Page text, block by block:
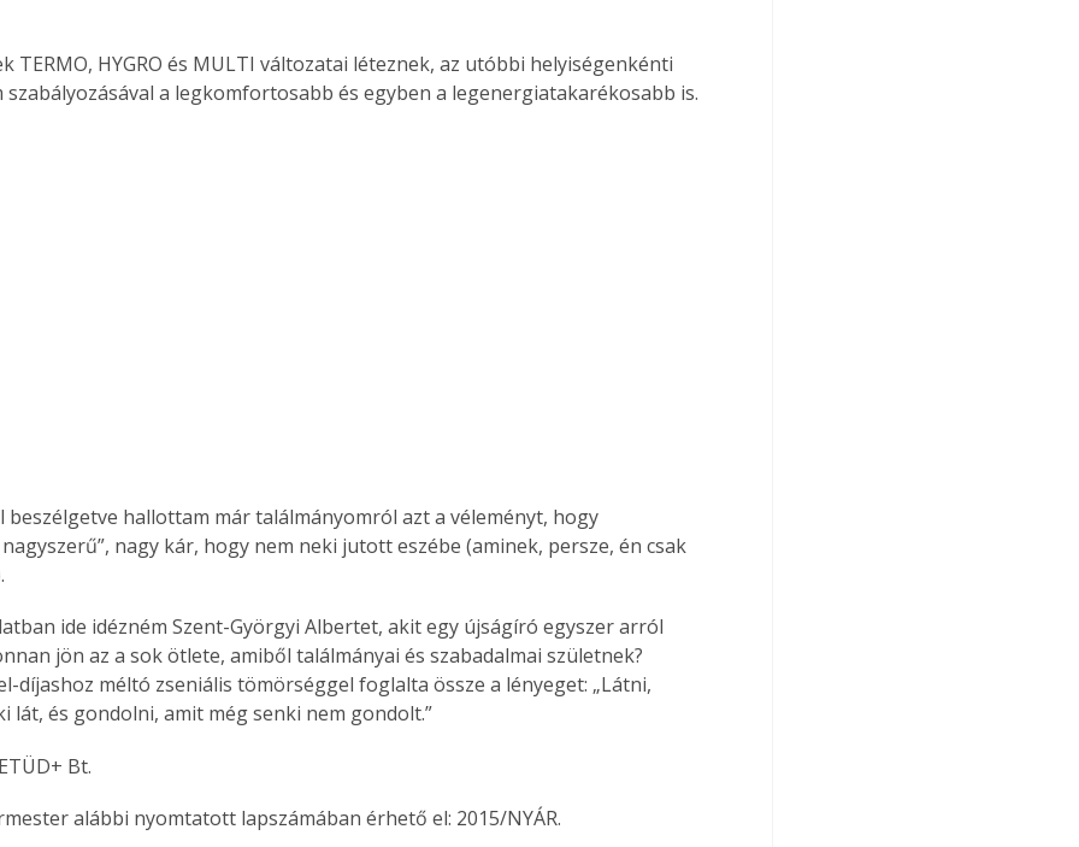
az
Old
új,
egyedi
is
Bővebb információ itt!
Együtt jobban megéri! A
könyvek tetszőleges
megrendelhetők!
TERMO, HYGRO és MULTI változatai léteznek, az utóbbi helyiségenkénti
a legkomfortosabb és egyben a legenergiatakarékosabb is.
beszélgetve hallottam már találmányomról azt a véleményt, hogy
nagy kár, hogy nem neki jutott eszébe (aminek, persze, én csak
ide idézném Szent-Györgyi Albertet, akit egy újságíró egyszer arról
jön az a sok ötlete, amiből találmányai és szabadalmai születnek?
díjashoz méltó zseniális tömörséggel foglalta össze a lényeget: „Látni,
lát, és gondolni, amit még senki nem gondolt.”
ETÜD+ Bt.
alábbi nyomtatott lapszámában érhető el: 2015/NYÁR.